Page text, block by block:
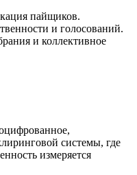
пайщиков.
и голосований.
и коллективное
системы, где
измеряется